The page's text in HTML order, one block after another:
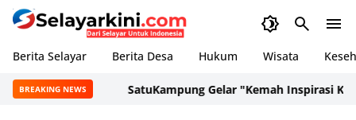
Berita Selayar Berita Desa Hukum Wisata
BREAKING NEWS SatuKampung Gelar "Kemah Inspirasi